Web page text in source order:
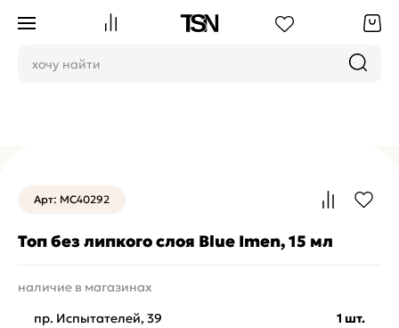
Арт: MC40292
Топ без липкого слоя Blue Imen, 15 мл
наличие в магазинах
пр. Испытателей, 39
1 шт.